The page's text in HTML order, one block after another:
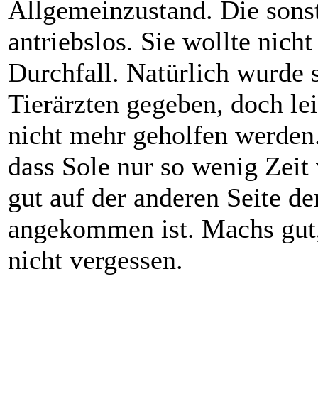
Allgemeinzustand. Die
antriebslos. Sie wollte
Durchfall. Natürlich wurde
Tierärzten gegeben, doch
nicht mehr geholfen
dass Sole nur so wenig
gut auf der anderen Seite
angekommen ist. Machs
nicht vergessen.